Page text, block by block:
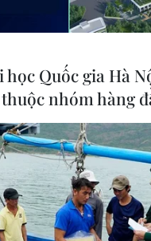
Quốc gia Hà
nhóm hàng